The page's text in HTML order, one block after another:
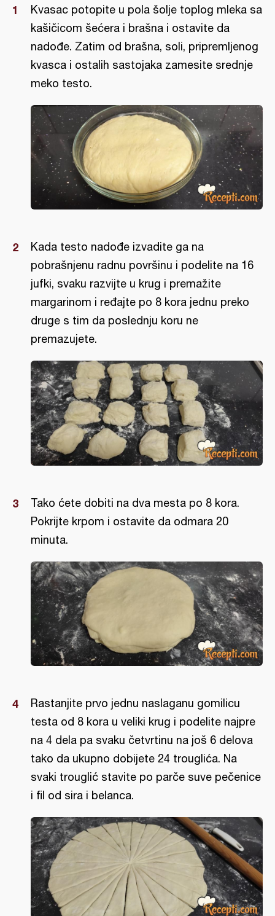
Kvasac potopite u pola šolje toplog mleka sa
kašičicom šećera i brašna i ostavite da
nadođe. Zatim od brašna, soli, pripremljenog
kvasca i ostalih sastojaka zamesite srednje
meko testo.
Kada testo nadođe izvadite ga na
pobrašnjenu radnu površinu i podelite na 16
jufki, svaku razvijte u krug i premažite
margarinom i ređajte po 8 kora jednu preko
druge s tim da poslednju koru ne
premazujete.
Tako ćete dobiti na dva mesta po 8 kora.
Pokrijte krpom i ostavite da odmara 20
minuta.
Rastanjite prvo jednu naslaganu gomilicu
testa od 8 kora u veliki krug i podelite najpre
na 4 dela pa svaku četvrtinu na još 6 delova
tako da ukupno dobijete 24 trouglića. Na
svaki trouglić stavite po parče suve pečenice
i fil od sira i belanca.